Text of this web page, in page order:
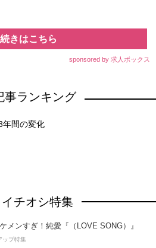
続きはこちら
sponsored by 求人ボックス
事ランキング
年間の変化
チオシ特集
メンすぎ！純愛『（LOVE SONG）』
ップ特集